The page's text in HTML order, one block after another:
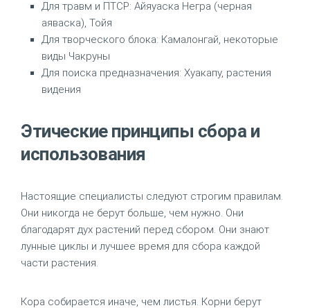
Для травм и ПТСР: Айяуаска Негра (черная
аяваска), Тойя
Для творческого блока: Камалонгай, некоторые
виды Чакруны
Для поиска предназначения: Хуакапу, растения
видения
Этические принципы сбора и
использования
Настоящие специалисты следуют строгим правилам.
Они никогда не берут больше, чем нужно. Они
благодарят дух растений перед сбором. Они знают
лунные циклы и лучшее время для сбора каждой
части растения.
Кора собирается иначе, чем листья. Корни берут